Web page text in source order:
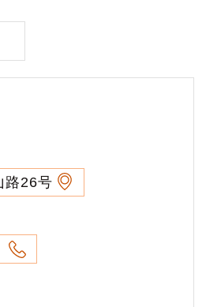
路26号